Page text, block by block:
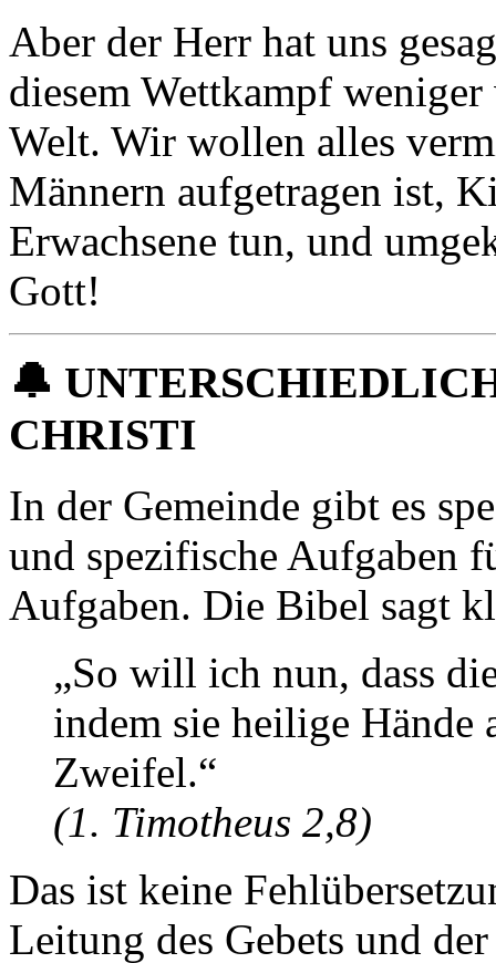
Aber der Herr hat uns
diesem Wettkampf
Welt. Wir wollen alles
Männern aufgetragen ist,
Erwachsene tun, und
Gott!
🔔
CHRISTI
In der Gemeinde gibt es
und spezifische Aufgaben
Aufgaben. Die Bibel sagt
„So will ich nun, dass
indem sie heilige Hände
Zweifel.“
(1. Timotheus 2,8)
Das ist keine
Leitung des Gebets und